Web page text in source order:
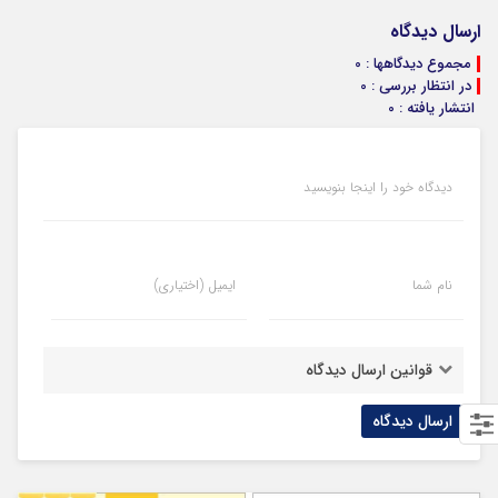
ارسال دیدگاه
مجموع دیدگاهها : 0
در انتظار بررسی : 0
انتشار یافته : 0
دیدگاه خود را اینجا بنویسید
نام شما ایمیل (اختیاری)
قوانین ارسال دیدگاه